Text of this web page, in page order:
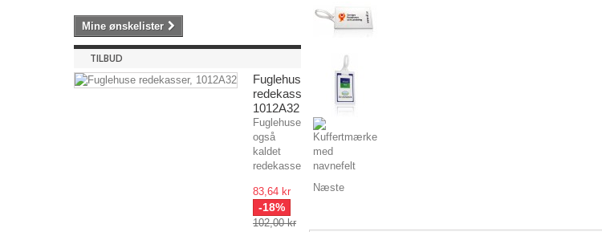
Mine ønskelister
TILBUD
Fuglehuse
redekasser,
1012A32
Fuglehuse,
også
kaldet
redekasser,...
83,64 kr
-18%
102,00 kr
Næste